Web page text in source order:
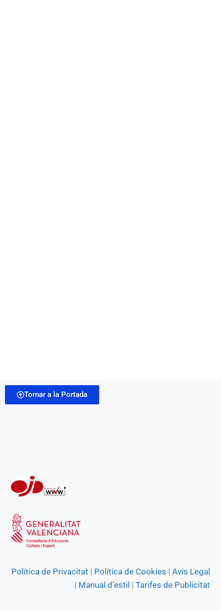
Tornar a la Portada
Política de Privacitat | Política de Cookies | Avís Legal
| Manual d’estil | Tarifes de Publicitat